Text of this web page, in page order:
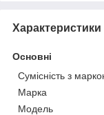
Характеристики
Основні
Сумісність з
Марка
Модель